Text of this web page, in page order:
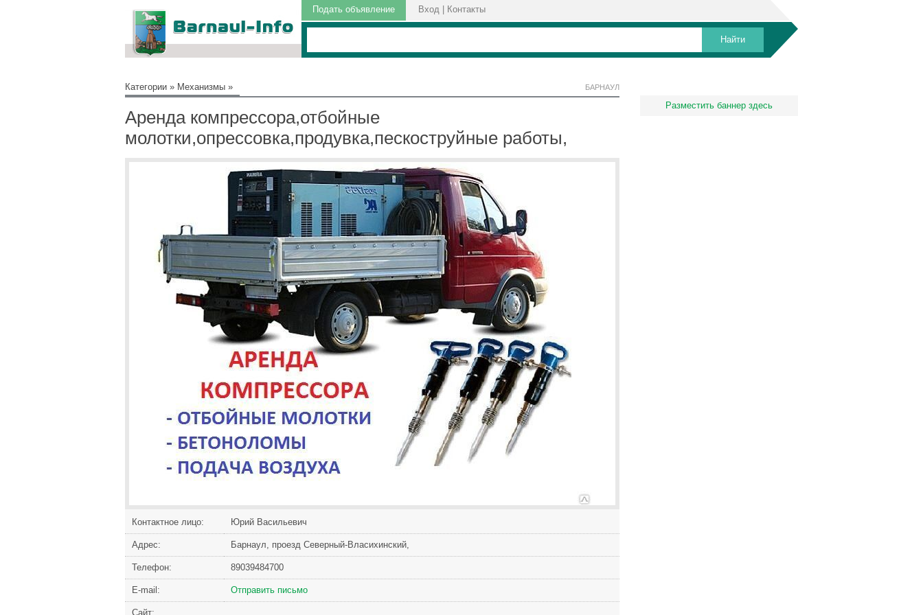
Подать объявление Вход Контакты
Категории » Механизмы » БАРНАУЛ
Аренда компрессора,отбойные
молотки,опрессовка,продувка,пескоструйные работы,
Контактное лицо: Юрий Васильевич
Адрес: Барнаул, проезд Северный-Власихинский,
Телефон: 89039484700
Е-mail: Отправить письмо
Сайт:
Разместить баннер здесь